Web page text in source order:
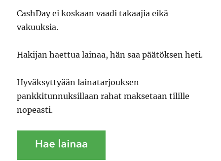
CashDay ei koskaan vaadi takaajia eikä
vakuuksia.
Hakijan haettua lainaa, hän saa päätöksen heti.
Hyväksyttyään lainatarjouksen
pankkitunnuksillaan rahat maksetaan tilille
nopeasti.